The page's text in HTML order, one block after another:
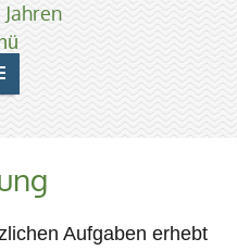
Aufgaben erhebt